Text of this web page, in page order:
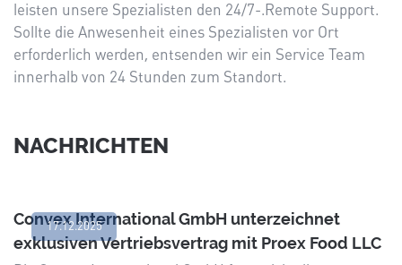
leisten unsere Spezialisten den 24/7-.Remote Support.
Sollte die Anwesenheit eines Spezialisten vor Ort
erforderlich werden, entsenden wir ein Service Team
innerhalb von 24 Stunden zum Standort.
NACHRICHTEN
17.12.2025
Convex International GmbH unterzeichnet
exklusiven Vertriebsvertrag mit Proex Food LLC